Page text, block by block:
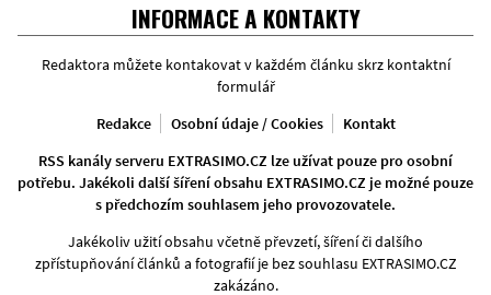
INFORMACE A KONTAKTY
Redaktora můžete kontakovat v každém článku skrz kontaktní
formulář
Redakce
Osobní údaje / Cookies
Kontakt
RSS kanály serveru EXTRASIMO.CZ lze užívat pouze pro osobní
potřebu. Jakékoli další šíření obsahu EXTRASIMO.CZ je možné pouze
s předchozím souhlasem jeho provozovatele.
Jakékoliv užití obsahu včetně převzetí, šíření či dalšího
zpřístupňování článků a fotografií je bez souhlasu EXTRASIMO.CZ
zakázáno.